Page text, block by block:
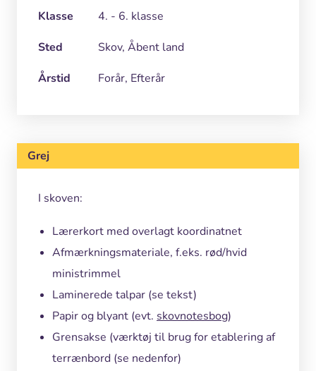
Klasse
4. - 6. klasse
Sted
Skov, Åbent land
Årstid
Forår, Efterår
Grej
I skoven:
Lærerkort med overlagt koordinatnet
Afmærkningsmateriale, f.eks. rød/hvid
ministrimmel
Laminerede talpar (se tekst)
Papir og blyant (evt. skovnotesbog)
Grensakse (værktøj til brug for etablering af
terrænbord (se nedenfor)